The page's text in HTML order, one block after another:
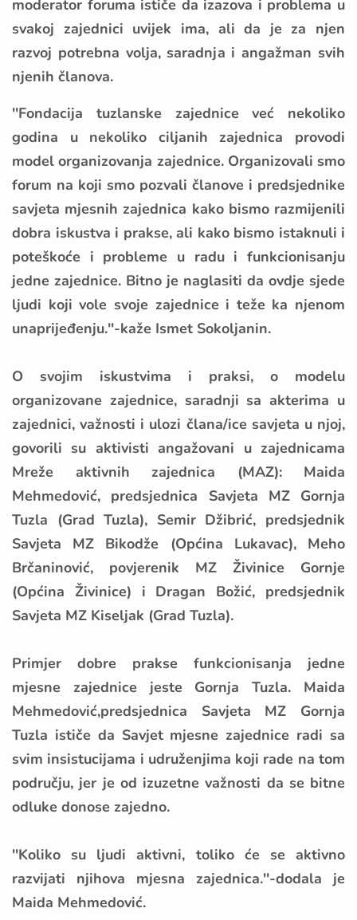
moderator foruma ističe da izazova i problema u
svakoj zajednici uvijek ima, ali da je za njen
razvoj potrebna volja, saradnja i angažman svih
njenih članova.
''Fondacija tuzlanske zajednice već nekoliko
godina u nekoliko ciljanih zajednica provodi
model organizovanja zajednice. Organizovali smo
forum na koji smo pozvali članove i predsjednike
savjeta mjesnih zajednica kako bismo razmijenili
dobra iskustva i prakse, ali kako bismo istaknuli i
poteškoće i probleme u radu i funkcionisanju
jedne zajednice. Bitno je naglasiti da ovdje sjede
ljudi koji vole svoje zajednice i teže ka njenom
unaprijeđenju.''-kaže Ismet Sokoljanin.
O svojim iskustvima i praksi, o modelu
organizovane zajednice, saradnji sa akterima u
zajednici, važnosti i ulozi člana/ice savjeta u njoj,
govorili su aktivisti angažovani u zajednicama
Mreže aktivnih zajednica (MAZ): Maida
Mehmedović, predsjednica Savjeta MZ Gornja
Tuzla (Grad Tuzla), Semir Džibrić, predsjednik
Savjeta MZ Bikodže (Općina Lukavac), Meho
Brčaninović, povjerenik MZ Živinice Gornje
(Općina Živinice) i Dragan Božić, predsjednik
Savjeta MZ Kiseljak (Grad Tuzla).
Primjer dobre prakse funkcionisanja jedne
mjesne zajednice jeste Gornja Tuzla. Maida
Mehmedović,predsjednica Savjeta MZ Gornja
Tuzla ističe da Savjet mjesne zajednice radi sa
svim insistucijama i udruženjima koji rade na tom
području, jer je od izuzetne važnosti da se bitne
odluke donose zajedno.
''Koliko su ljudi aktivni, toliko će se aktivno
razvijati njihova mjesna zajednica.''-dodala je
Maida Mehmedović.